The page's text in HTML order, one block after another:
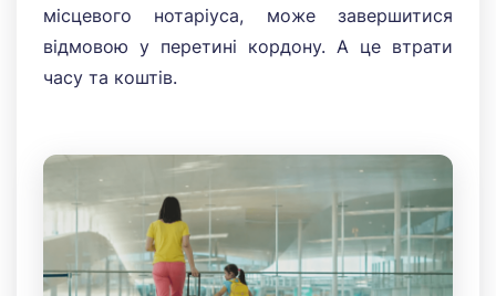
місцевого нотаріуса, може завершитися
відмовою у перетині кордону. А це втрати
часу та коштів.